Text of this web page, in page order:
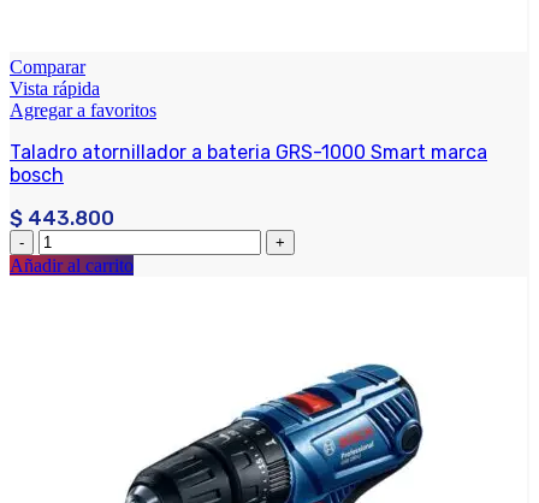
Comparar
Vista rápida
Agregar a favoritos
Taladro atornillador a bateria GRS-1000 Smart marca
bosch
$ 443.800
Añadir al carrito